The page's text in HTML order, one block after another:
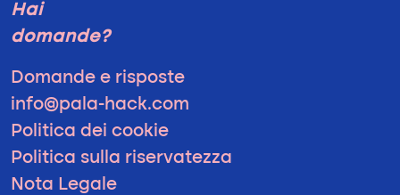
Hai
domande?
Domande e risposte
info@pala-hack.com
Politica dei cookie
Politica sulla riservatezza
Nota Legale